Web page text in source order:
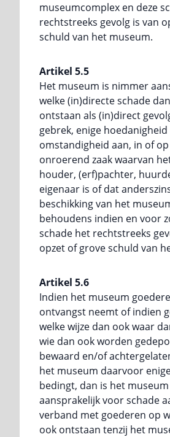
museumcomplex en deze
rechtstreeks gevolg is van
schuld van het museum.
Artikel 5.5
Het museum is nimmer
welke (in)directe schade
ontstaan als (in)direct
gebrek, enige
omstandigheid aan, in of
onroerend zaak waarvan
houder, (erf)pachter,
eigenaar is of dat
beschikking van het
behoudens indien en voor
schade het rechtstreeks
opzet of grove schuld van
Artikel 5.6
Indien het museum
ontvangst neemt of indien
welke wijze dan ook waar
wie dan ook worden
bewaard en/of
het museum daarvoor
bedingt, dan is het
aansprakelijk voor schade
verband met goederen op
ook ontstaan tenzij het